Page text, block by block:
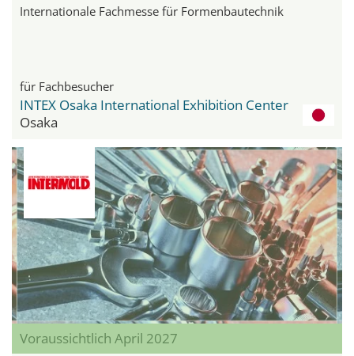
Internationale Fachmesse für Formenbautechnik
für Fachbesucher
INTEX Osaka International Exhibition Center
Osaka
Voraussichtlich April 2027